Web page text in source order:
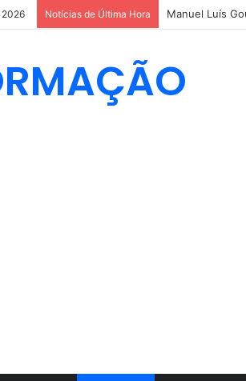
2026 Notícias de Última Hora Manuel Luís